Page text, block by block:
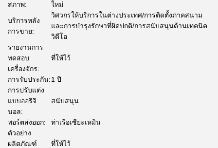
สภาพ:
ใหม่
บริการหลัง
การขาย:
วิศวกรให้บริการในต่างประเทศ/การติดตั้งภาคสนาม
และการบำรุงรักษาที่ผิดปกติ/การสนับสนุนด้านเทคนิค
วิดีโอ
รายงานการ
ทดสอบ
เครื่องจักร:
ที่ให้ไว้
การรับประกัน:1 ปี
การปรับแต่ง
แบบออริจิ
นอล:
สนับสนุน
พอร์ตส่งออก:
ท่าเรือเซียะเหมิน
ตัวอย่าง
ผลิตภัณฑ์
ที่ให้ไว้